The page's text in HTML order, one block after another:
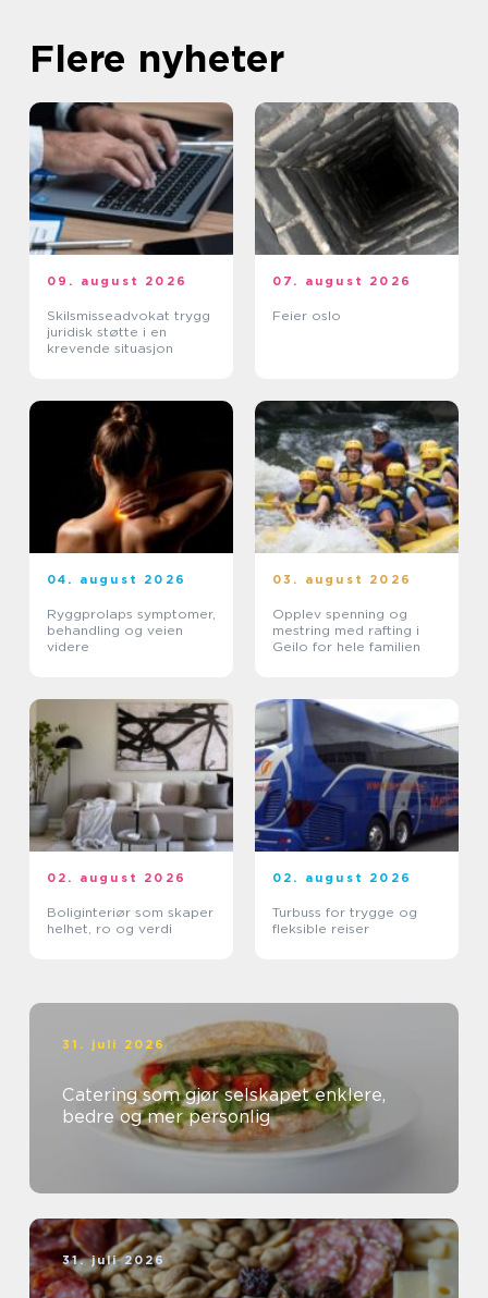
Flere nyheter
09. august 2026
Skilsmisseadvokat trygg
juridisk støtte i en
krevende situasjon
07. august 2026
Feier oslo
04. august 2026
Ryggprolaps symptomer,
behandling og veien
videre
03. august 2026
Opplev spenning og
mestring med rafting i
Geilo for hele familien
02. august 2026
Boliginteriør som skaper
helhet, ro og verdi
02. august 2026
Turbuss for trygge og
fleksible reiser
31. juli 2026
Catering som gjør selskapet enklere,
bedre og mer personlig
31. juli 2026